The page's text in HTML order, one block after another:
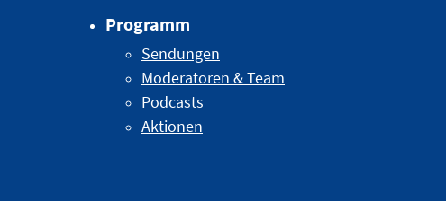
Programm
Sendungen
Moderatoren & Team
Podcasts
Aktionen